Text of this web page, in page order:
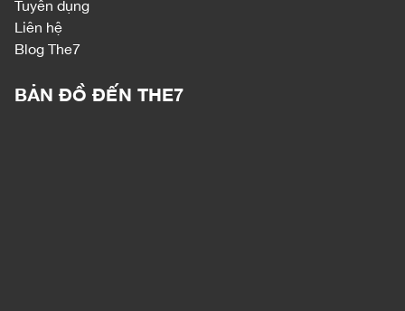
Tuyển dụng
Liên hệ
Blog The7
BẢN ĐỒ ĐẾN THE7